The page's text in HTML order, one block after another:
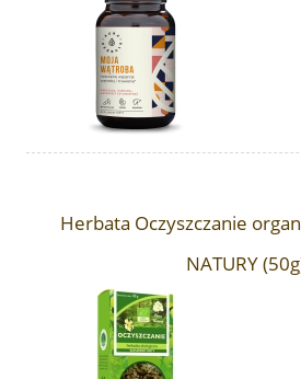
Herbata Oczyszczanie
NATURY